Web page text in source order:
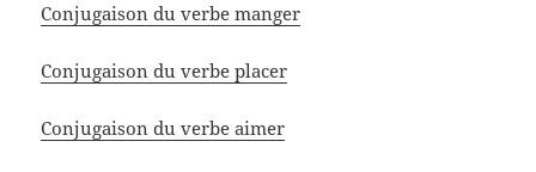
Conjugaison du verbe manger
Conjugaison du verbe placer
Conjugaison du verbe aimer